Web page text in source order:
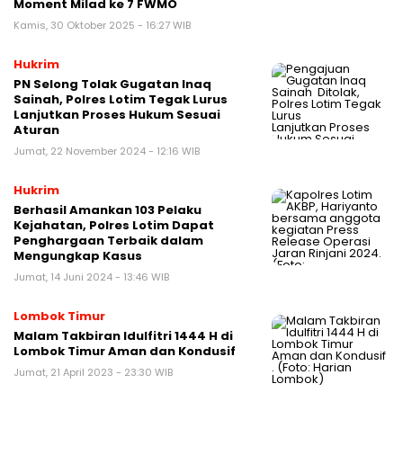
Moment Milad ke 7 FWMO
Kamis, 30 Oktober 2025 - 16:27 WIB
Hukrim
PN Selong Tolak Gugatan Inaq
Sainah, Polres Lotim Tegak Lurus
Lanjutkan Proses Hukum Sesuai
Aturan
Jumat, 22 November 2024 - 12:16 WIB
Hukrim
Berhasil Amankan 103 Pelaku
Kejahatan, Polres Lotim Dapat
Penghargaan Terbaik dalam
Mengungkap Kasus
Jumat, 14 Juni 2024 - 13:46 WIB
Lombok Timur
Malam Takbiran Idulfitri 1444 H di
Lombok Timur Aman dan Kondusif
Jumat, 21 April 2023 - 23:30 WIB